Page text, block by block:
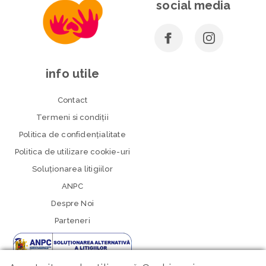
social media
info utile
Contact
Termeni si condiţii
Politica de confidenţialitate
Politica de utilizare cookie-uri
Soluționarea litigiilor
ANPC
Despre Noi
Parteneri